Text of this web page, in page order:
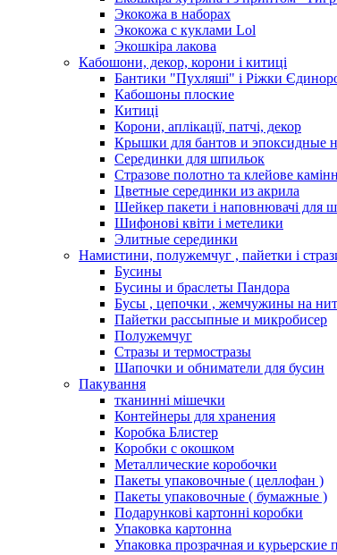
Экокожа в наборах
Экокожа с куклами Lol
Экошкiра лакова
Кабошони, декор, корони і китиці
Бантики "Пухляші" і Ріжки
Кабошоны плоские
Китиці
Корони, аплікації, патчі, декор
Крышки для бантов и эпоксидные
Серединки для шпильок
Стразове полотно та клейове
Цветные серединки из акрила
Шейкер пакети і наповнювачі для
Шифонові квіти і метелики
Элитные серединки
Намистини, полужемчуг , пайетки і
Бусины
Бусины и браслеты Пандора
Бусы , цепочки , жемчужины на
Пайетки рассыпные и микробисер
Полужемчуг
Стразы и термостразы
Шапочки и обниматели для бусин
Пакування
тканинні мішечки
Контейнеры для хранения
Коробка Блистер
Коробки с окошком
Металлические коробочки
Пакеты упаковочные ( целлофан )
Пакеты упаковочные ( бумажные )
Подарункові картонні коробки
Упаковка картонна
Упаковка прозрачная и курьерские